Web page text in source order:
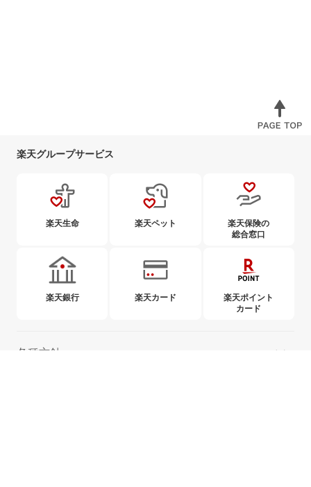
楽天グループサービス
楽天生命 楽天ペット
楽天保険の
総合窓口
楽天銀行 楽天カード
楽天ポイント
カード
各種方針